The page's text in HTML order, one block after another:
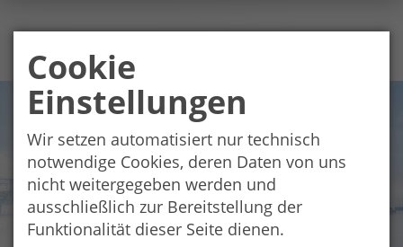
Cookie
Einstellungen
Wir setzen automatisiert nur technisch
notwendige Cookies, deren Daten von uns
nicht weitergegeben werden und
ausschließlich zur Bereitstellung der
Funktionalität dieser Seite dienen.